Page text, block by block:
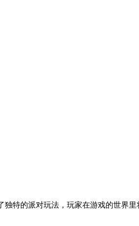
独特的派对玩法，玩家在游戏的世界